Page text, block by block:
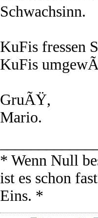
Schwachsinn.
KuFis fressen
KuFis
GruÃŸ,
Mario.
* Wenn Null
ist es schon
Eins. *